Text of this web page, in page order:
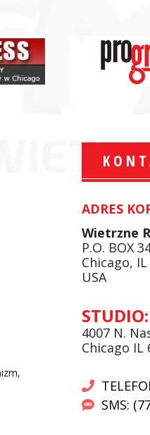
ADRES
Wietrzne
P.O. BOX
Chicago,
USA
STUDIO:
4007 N.
Chicago IL
SMS: